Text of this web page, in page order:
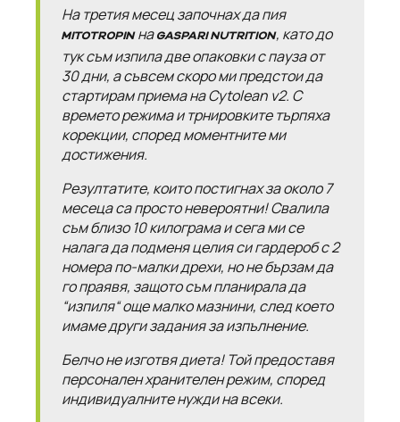
На третия месец започнах да пия
MITOTROPINна GASPARI NUTRITION, като до
тук съм изпила две опаковки с пауза от
30 дни, а съвсем скоро ми предстои да
стартирам приема на Cytolean v2. С
времето режима и трнировките търпяха
корекции, според моментните ми
достижения.
Резултатите, които постигнах за около 7
месеца са просто невероятни! Свалила
съм близо 10 килограма и сега ми се
налага да подменя целия си гардероб с 2
номера по-малки дрехи, но не бързам да
го праявя, защото съм планирала да
“изпиля“ още малко мазнини, след което
имаме други задания за изпълнение.
Белчо не изготвя диета! Той предоставя
персонален хранителен режим, според
индивидуалните нужди на всеки.